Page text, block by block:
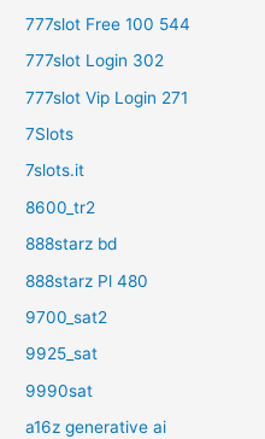
777slot Free 100 544
777slot Login 302
777slot Vip Login 271
7Slots
7slots.it
8600_tr2
888starz bd
888starz Pl 480
9700_sat2
9925_sat
9990sat
a16z generative ai